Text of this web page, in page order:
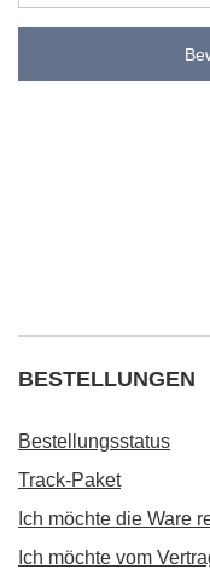
BESTELLUNGEN
Bestellungsstatus
Track-Paket
Ich möchte die Ware
Ich möchte vom